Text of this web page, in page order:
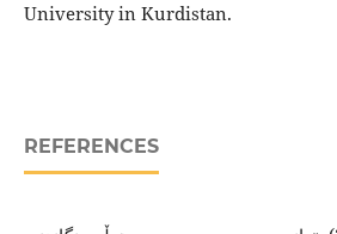
University in Kurdistan.
REFERENCES